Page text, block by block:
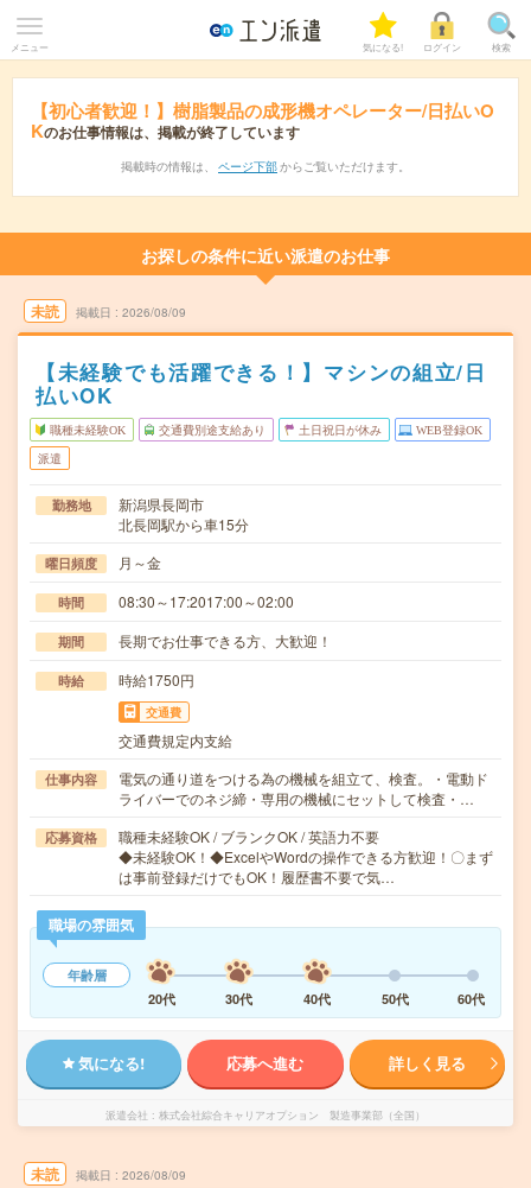
メニュー 気になる! ログイン 検索
【初心者歓迎！】樹脂製品の成形機オペレーター/日払いO
Kのお仕事情報は、掲載が終了しています
掲載時の情報は、 ページ下部 からご覧いただけます。
お探しの条件に近い派遣のお仕事
未読 掲載日 2026/08/09
【未経験でも活躍できる！】マシンの組立/日
払いOK
職種未経験OK 交通費別途支給あり 土日祝日が休み WEB登録OK
派遣
勤務地
新潟県長岡市
北長岡駅から車15分
曜日頻度 月～金
時間 08:30～17:2017:00～02:00
期間 長期でお仕事できる方、大歓迎！
時給 時給1750円
交通費
交通費規定内支給
仕事内容
電気の通り道をつける為の機械を組立て、検査。・電動ド
ライバーでのネジ締・専用の機械にセットして検査・…
応募資格
職種未経験OK / ブランクOK / 英語力不要
◆未経験OK！◆ExcelやWordの操作できる方歓迎！〇まず
は事前登録だけでもOK！履歴書不要で気…
職場の雰囲気
年齢層
20代
30代 40代 50代 60代
気になる! 応募へ進む 詳しく見る
派遣会社 株式会社綜合キャリアオプション 製造事業部（全国）
未読 掲載日 2026/08/09